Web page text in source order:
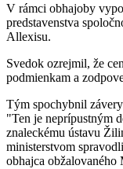
V rámci obhajoby
predstavenstva
Allexisu.
Svedok ozrejmil, že
podmienkam a
Tým spochybnil
"Ten je neprípustným
znaleckému ústavu
ministerstvom
obhajca obžalovaného